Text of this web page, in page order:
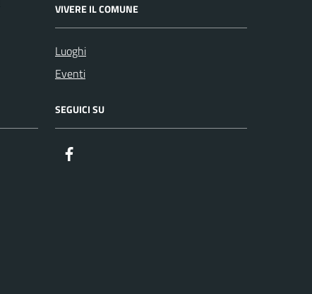
VIVERE IL COMUNE
Luoghi
Eventi
SEGUICI SU